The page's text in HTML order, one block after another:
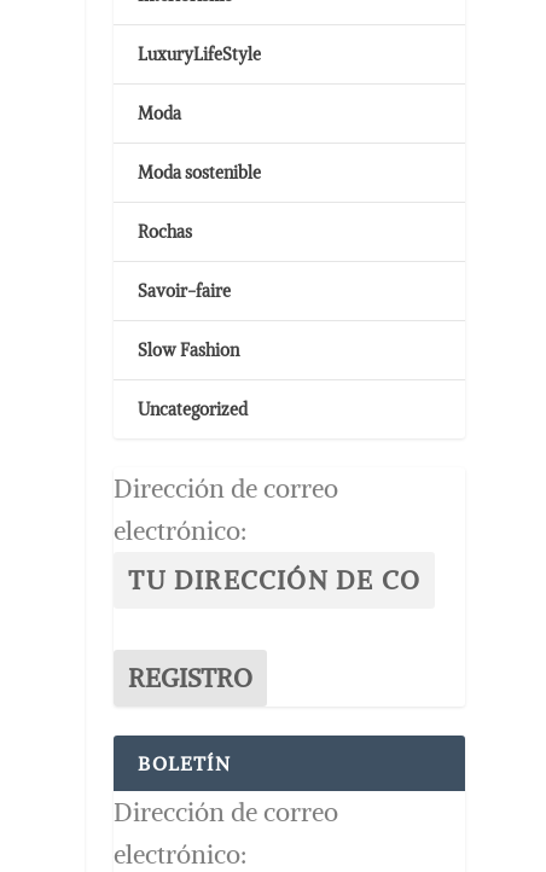
LuxuryLifeStyle
Moda
Moda sostenible
Rochas
Savoir-faire
Slow Fashion
Uncategorized
Dirección de correo
electrónico:
BOLETÍN
Dirección de correo
electrónico: